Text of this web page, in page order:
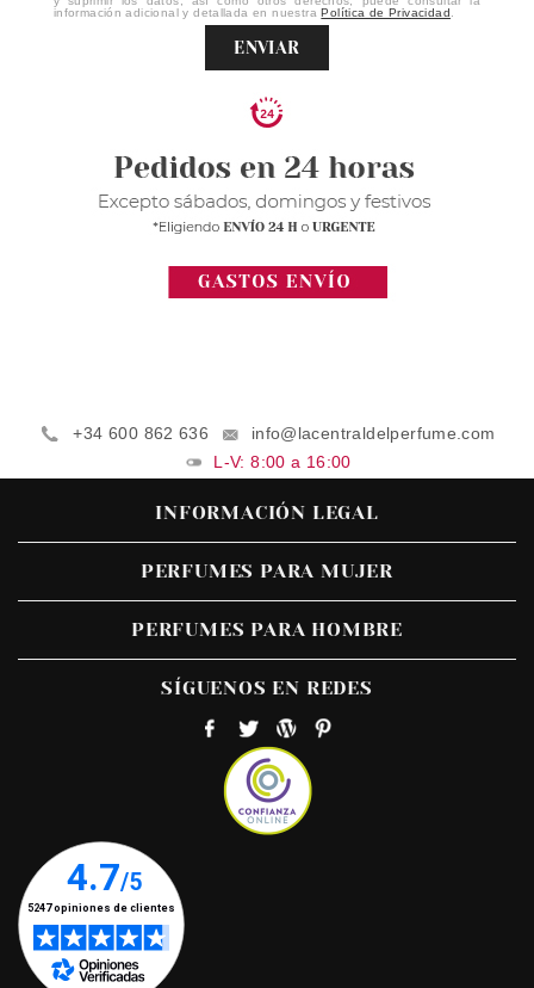
información adicional y detallada en nuestra Política de Privacidad .
ENVIAR
+34 600 862 636
info@lacentraldelperfume.com
L-V: 8:00 a 16:00
INFORMACIÓN LEGAL
PERFUMES PARA MUJER
PERFUMES PARA HOMBRE
SÍGUENOS EN REDES